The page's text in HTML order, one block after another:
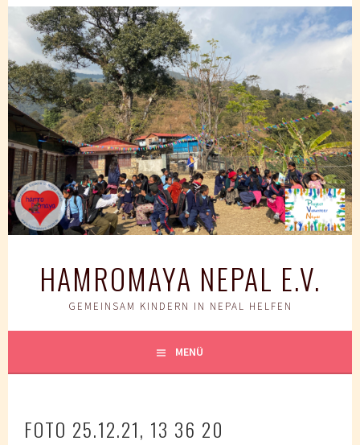
Springe
zum
Inhalt
HAMROMAYA NEPAL E.V.
GEMEINSAM KINDERN IN NEPAL HELFEN
MENÜ
FOTO 25.12.21, 13 36 20